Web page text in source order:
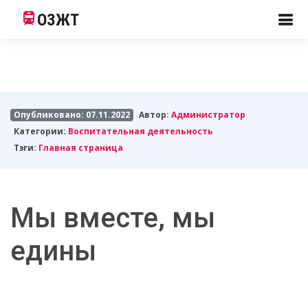
ОЗЖТ
Опубликовано: 07.11.2022 Автор:Администратор
Категории: Воспитательная деятельность
Тэги: Главная страница
Мы вместе, мы
едины